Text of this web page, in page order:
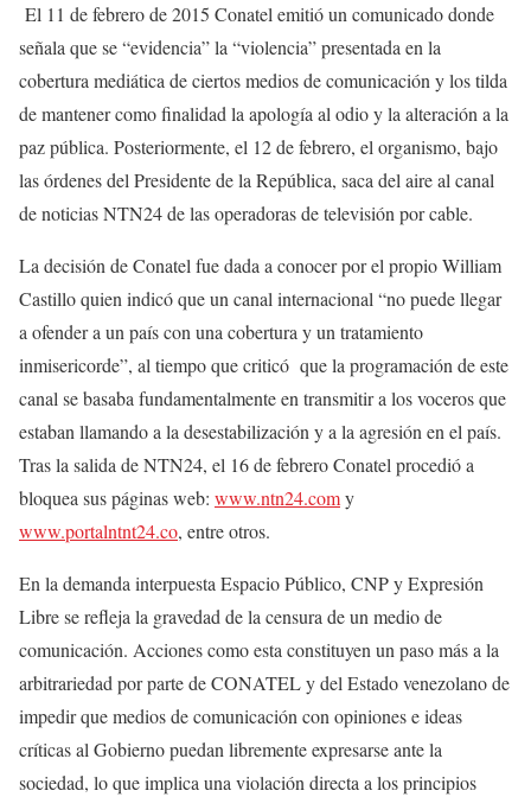
El 11 de febrero de 2015 Conatel emitió un comunicado donde
señala que se “evidencia” la “violencia” presentada en la
cobertura mediática de ciertos medios de comunicación y los tilda
de mantener como finalidad la apología al odio y la alteración a la
paz pública. Posteriormente, el 12 de febrero, el organismo, bajo
las órdenes del Presidente de la República, saca del aire al canal
de noticias NTN24 de las operadoras de televisión por cable.
La decisión de Conatel fue dada a conocer por el propio William
Castillo quien indicó que un canal internacional “no puede llegar
a ofender a un país con una cobertura y un tratamiento
inmisericorde”, al tiempo que criticó que la programación de este
canal se basaba fundamentalmente en transmitir a los voceros que
estaban llamando a la desestabilización y a la agresión en el país.
Tras la salida de NTN24, el 16 de febrero Conatel procedió a
bloquea sus páginas web: www.ntn24.comy
www.portalntnt24.co, entre otros.
En la demanda interpuesta Espacio Público, CNP y Expresión
Libre se refleja la gravedad de la censura de un medio de
comunicación. Acciones como esta constituyen un paso más a la
arbitrariedad por parte de CONATEL y del Estado venezolano de
impedir que medios de comunicación con opiniones e ideas
críticas al Gobierno puedan libremente expresarse ante la
sociedad, lo que implica una violación directa a los principios